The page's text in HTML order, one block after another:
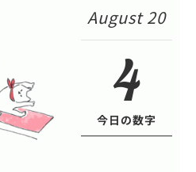
August 20
4
今日の数字